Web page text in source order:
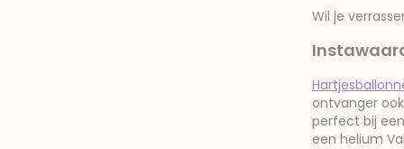
Wil je
ontvanger
perfect bij
een helium